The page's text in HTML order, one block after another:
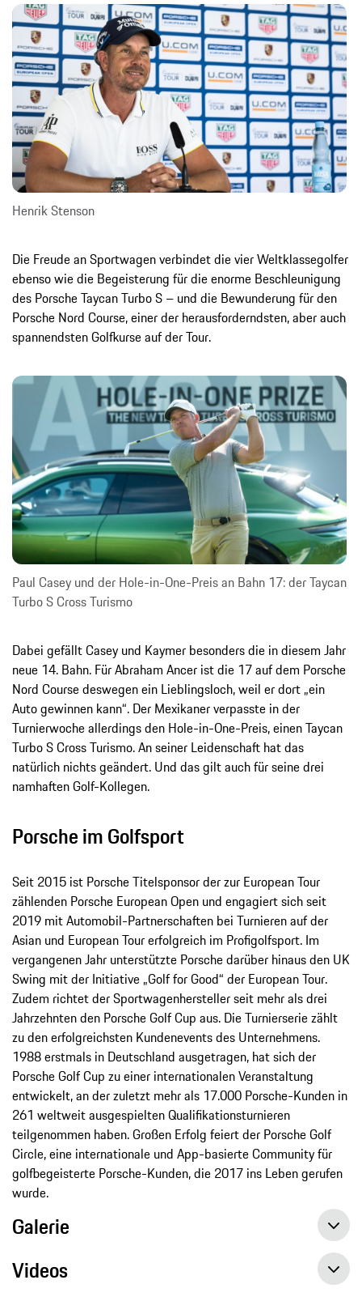
Henrik Stenson
Die Freude an Sportwagen verbindet die vier Weltklassegolfer
ebenso wie die Begeisterung für die enorme Beschleunigung
des Porsche Taycan Turbo S – und die Bewunderung für den
Porsche Nord Course, einer der herausforderndsten, aber auch
spannendsten Golfkurse auf der Tour.
Paul Casey und der Hole-in-One-Preis an Bahn 17: der Taycan
Turbo S Cross Turismo
Dabei gefällt Casey und Kaymer besonders die in diesem Jahr
neue 14. Bahn. Für Abraham Ancer ist die 17 auf dem Porsche
Nord Course deswegen ein Lieblingsloch, weil er dort „ein
Auto gewinnen kann“. Der Mexikaner verpasste in der
Turnierwoche allerdings den Hole-in-One-Preis, einen Taycan
Turbo S Cross Turismo. An seiner Leidenschaft hat das
natürlich nichts geändert. Und das gilt auch für seine drei
namhaften Golf-Kollegen.
Porsche im Golfsport
Seit 2015 ist Porsche Titelsponsor der zur European Tour
zählenden Porsche European Open und engagiert sich seit
2019 mit Automobil-Partnerschaften bei Turnieren auf der
Asian und European Tour erfolgreich im Profigolfsport. Im
vergangenen Jahr unterstützte Porsche darüber hinaus den UK
Swing mit der Initiative „Golf for Good“ der European Tour.
Zudem richtet der Sportwagenhersteller seit mehr als drei
Jahrzehnten den Porsche Golf Cup aus. Die Turnierserie zählt
zu den erfolgreichsten Kundenevents des Unternehmens.
1988 erstmals in Deutschland ausgetragen, hat sich der
Porsche Golf Cup zu einer internationalen Veranstaltung
entwickelt, an der zuletzt mehr als 17.000 Porsche-Kunden in
261 weltweit ausgespielten Qualifikationsturnieren
teilgenommen haben. Großen Erfolg feiert der Porsche Golf
Circle, eine internationale und App-basierte Community für
golfbegeisterte Porsche-Kunden, die 2017 ins Leben gerufen
wurde.
Galerie
Videos